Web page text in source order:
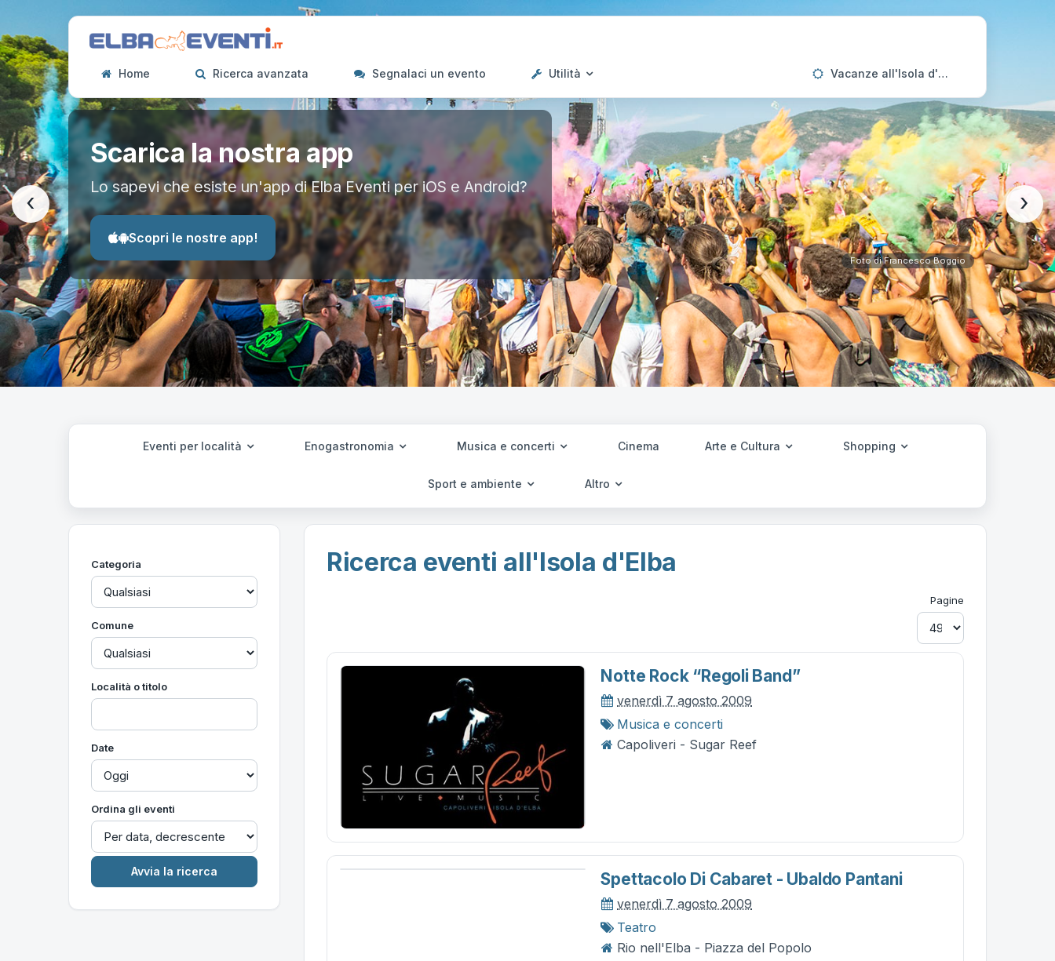
Home Ricerca avanzata Segnalaci un evento Utilità Vacanze all'Isola d'Elba
Scarica la nostra app
Lo sapevi che esiste un'app di Elba Eventi per iOS e Android?
Scopri le nostre app!
Foto di Francesco Boggio
‹ ›
Eventi per località Enogastronomia Musica e concerti Cinema Arte e Cultura Shopping
Sport e ambiente Altro
Categoria
Comune
Località o titolo
Date
Ordina gli eventi
Ricerca eventi all'Isola d'Elba
Pagine
Notte Rock “regoli Band”
venerdì 7 agosto 2009
Musica e concerti
Capoliveri - Sugar Reef
Spettacolo Di Cabaret - Ubaldo Pantani
venerdì 7 agosto 2009
Teatro
Rio nell'Elba - Piazza del Popolo